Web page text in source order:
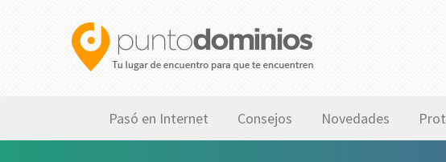
Pasó en Internet Consejos Novedades